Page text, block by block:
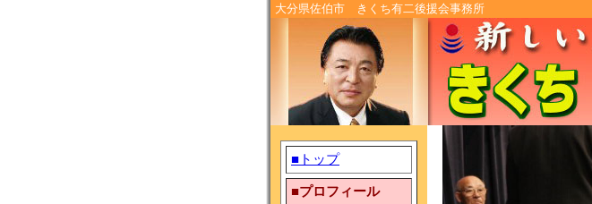
大分県佐伯市 きくち有二後援会事務所
■トップ
■プロフィール